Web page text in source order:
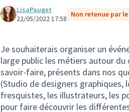
LisaPauget
22/05/2022 17:58 Non retenue par
Je souhaiterais organiser un
large public les métiers autour
savoir-faire, présents dans nos
(Studio de designers graphiques,
fresquistes, les illustrateurs, les
pour faire découvrir les